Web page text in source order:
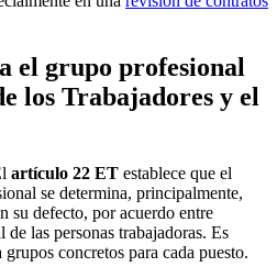
el grupo profesional
los Trabajadores y el
artículo 22 ET establece que el
se determina, principalmente,
su defecto, por acuerdo entre
de las personas trabajadoras. Es
concretos para cada puesto.